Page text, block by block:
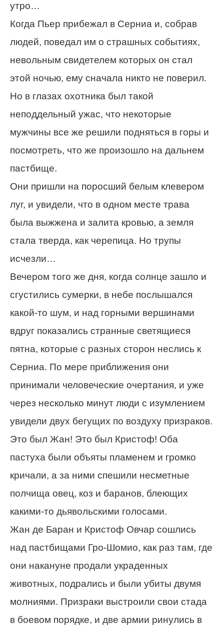
утро…
Когда Пьер прибежал в Серниа и, собрав
людей, поведал им о страшных событиях,
невольным свидетелем которых он стал
этой ночью, ему сначала никто не поверил.
Но в глазах охотника был такой
неподдельный ужас, что некоторые
мужчины все же решили подняться в горы и
посмотреть, что же произошло на дальнем
пастбище.
Они пришли на поросший белым клевером
луг, и увидели, что в одном месте трава
была выжжена и залита кровью, а земля
стала тверда, как черепица. Но трупы
исчезли…
Вечером того же дня, когда солнце зашло и
сгустились сумерки, в небе послышался
какой-то шум, и над горными вершинами
вдруг показались странные светящиеся
пятна, которые с разных сторон неслись к
Серниа. По мере приближения они
принимали человеческие очертания, и уже
через несколько минут люди с изумлением
увидели двух бегущих по воздуху призраков.
Это был Жан! Это был Кристоф! Оба
пастуха были объяты пламенем и громко
кричали, а за ними спешили несметные
полчища овец, коз и баранов, блеющих
какими-то дьявольскими голосами.
Жан де Баран и Кристоф Овчар сошлись
над пастбищами Гро-Шомио, как раз там, где
они накануне продали украденных
животных, подрались и были убиты двумя
молниями. Призраки выстроили свои стада
в боевом порядке, и две армии ринулись в